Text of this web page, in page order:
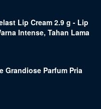
Lip Cream 2.9 g - Lip
Intense, Tahan Lama
Grandiose Parfum Pria